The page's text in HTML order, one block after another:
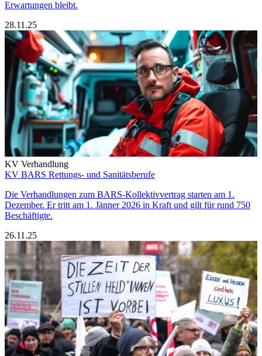
Erwartungen bleibt.
28.11.25
KV Verhandlung
KV BARS Rettungs- und Sanitätsberufe
Die Verhandlungen zum BARS-Kollektivvertrag starten am 1.
Dezember. Er tritt am 1. Jänner 2026 in Kraft und gilt für rund 750
Beschäftigte.
26.11.25